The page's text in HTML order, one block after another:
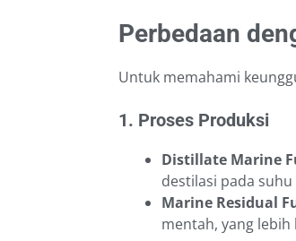
Perbedaan
Untuk memahami
1. Proses Produksi
Distillate Marine
destilasi pada
Marine Residual
mentah, yang